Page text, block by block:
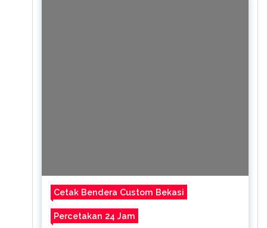
Cetak Bendera Custom Bekasi
Percetakan 24 Jam